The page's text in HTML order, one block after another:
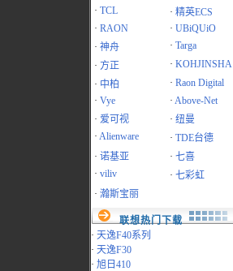
· TCL · 精英ECS
· RAON · UBiQUiO
· 神舟 · Targa
· 方正 · KOHJINSHA
· 中柏 · Raon Digital
· Vye · Above-Net
· 爱可视 · 纽曼
· Alienware · TDE台德
· 诺基亚 · 七喜
· viliv · 七彩虹
· 瀚斯宝丽
联想热门下载
· 天逸F40系列
· 天逸F30
· 旭日410